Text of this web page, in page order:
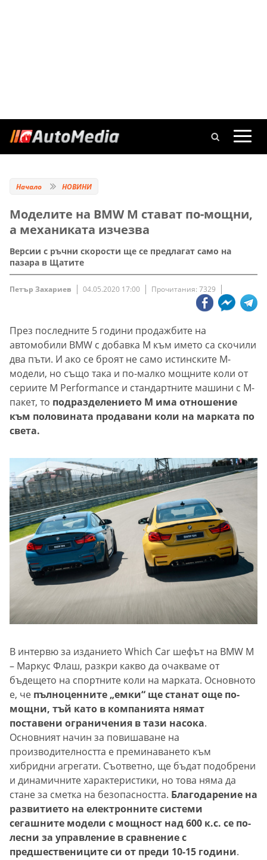
Начало НОВИНИ
Моделите на BMW M стават по-мощни,
а механиката изчезва
Версии с ръчни скорости ще се предлагат само на
пазара в Щатите
Петър Захариев 04.05.2020 17:00 Прочитания: 7329
През последните 5 години продажбите на
автомобили BMW с добавка М към името са скочили
два пъти. И ако се броят не само истинските М-
модели, но също така и по-малко мощните коли от
сериите М Performance и стандартните машини с М-
пакет, то подразделението М има отношение
към половината продавани коли на марката по
света.
В интервю за изданието Which Car шефът на BMW M
– Маркус Флаш, разкри какво да очакваме от
бъдещето на спортните коли на марката. Основното
е, че пълноценните „емки“ ще станат още по-
мощни, тъй като в компанията нямат
поставени ограничения в тази насока.
Основният начин за повишаване на
производителността е преминаването към
хибридни агрегати. Съответно, ще бъдат подобрени
и динамичните характеристики, но това няма да
стане за сметка на безопасността. Благодарение на
развитието на електронните системи
сегашните модели с мощност над 600 к.с. се по-
лесни за управление в сравнение с
предшествениците си от преди 10-15 години.